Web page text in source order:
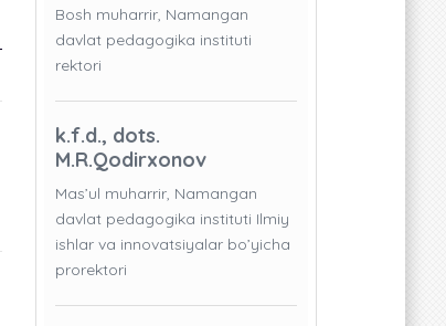
Bosh muharrir, Namangan
davlat pedagogika instituti
rektori
k.f.d., dots.
M.R.Qodirxonov
Mas’ul muharrir, Namangan
davlat pedagogika instituti Ilmiy
ishlar va innovatsiyalar bo’yicha
prorektori